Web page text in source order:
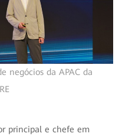
negócios da APAC da
principal e chefe em